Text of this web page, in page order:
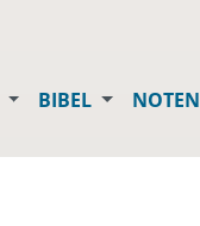
BIBEL NOTEN